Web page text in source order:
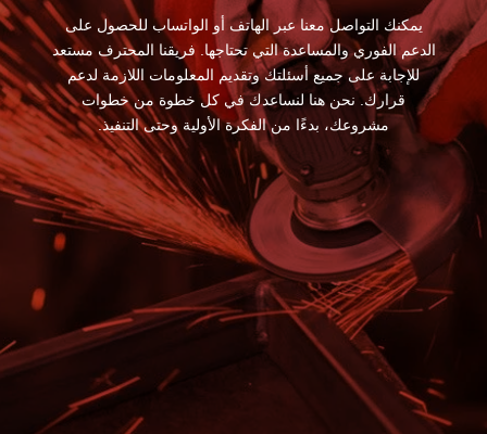
يمكنك التواصل معنا عبر الهاتف أو الواتساب للحصول على
الدعم الفوري والمساعدة التي تحتاجها. فريقنا المحترف مستعد
للإجابة على جميع أسئلتك وتقديم المعلومات اللازمة لدعم
قرارك. نحن هنا لنساعدك في كل خطوة من خطوات
مشروعك، بدءًا من الفكرة الأولية وحتى التنفيذ.